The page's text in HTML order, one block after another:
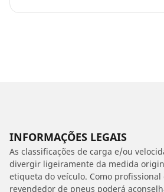
INFORMAÇÕES LEGAIS
As classificações de carga e/ou
divergir ligeiramente da medida
etiqueta do veículo. Como
revendedor de pneus poderá